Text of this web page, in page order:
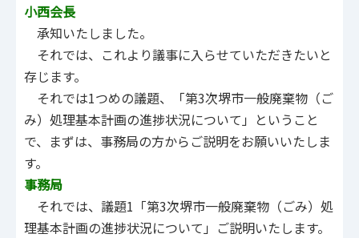
小西会長
承知いたしました。
それでは、これより議事に入らせていただきたいと
存じます。
それでは1つめの議題、「第3次堺市一般廃棄物（ご
み）処理基本計画の進捗状況について」ということ
で、まずは、事務局の方からご説明をお願いいたしま
す。
事務局
それでは、議題1「第3次堺市一般廃棄物（ごみ）処
理基本計画の進捗状況について」ご説明いたします。